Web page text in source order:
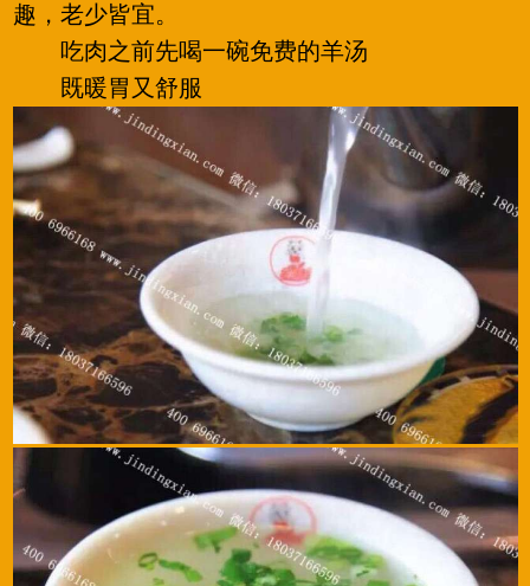
趣，老少皆宜。
吃肉之前先喝一碗免费的羊汤
既暖胃又舒服